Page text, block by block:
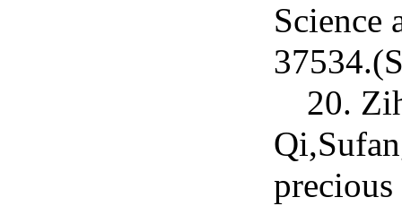
Science
20.